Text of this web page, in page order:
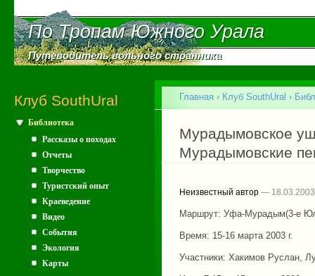
По Тропам Южного Урала
По Тропам Южного Урала
Путеводитель вольного странника
Путеводитель вольного странника
Клуб SouthUral
Библиотека
Рассказы о походах
Отчеты
Творчество
Туристский опыт
Краеведение
Видео
События
Экология
Карты
Вы здесь
Главная › Клуб SouthUral ›
Мурадымовское
Мурадымовские
Неизвестный автор — 18.03.2003
Маршрут: Уфа-Мурадым(3-е
Время: 15-16 марта 2003 г.
Участники: Хакимов Руслан,